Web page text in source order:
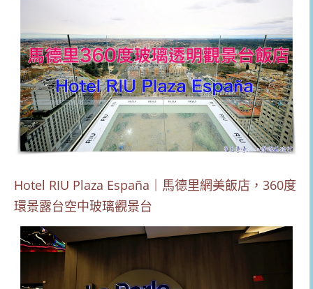
Hotel RIU Plaza España｜馬德里網美飯店，360度
環景露台空中玻璃觀景台